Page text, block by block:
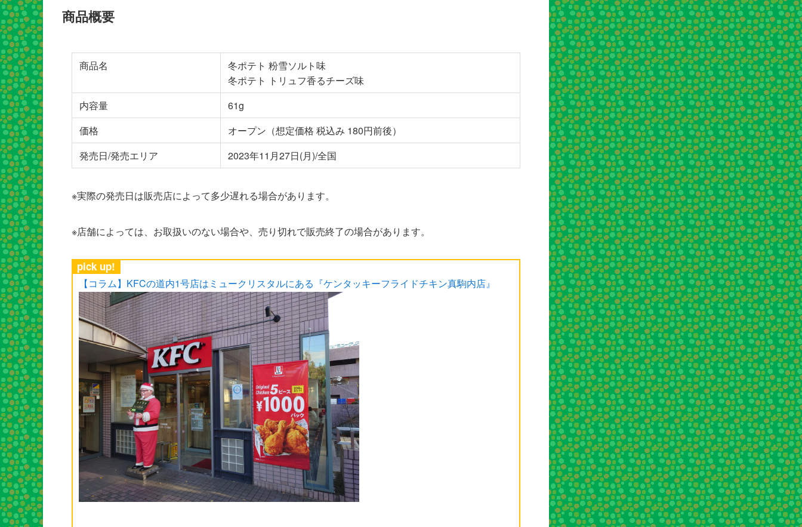
商品概要
商品名
冬ポテト 粉雪ソルト味
冬ポテト トリュフ香るチーズ味
内容量
61g
価格
オープン（想定価格 税込み 180円前後）
発売日/発売エリア
2023年11月27日(月)/全国
※実際の発売日は販売店によって多少遅れる場合があります。
※店舗によっては、お取扱いのない場合や、売り切れで販売終了の場合があります。
pick up!
【コラム】KFCの道内1号店はミュークリスタルにある『ケンタッキーフライドチキン真駒内店』